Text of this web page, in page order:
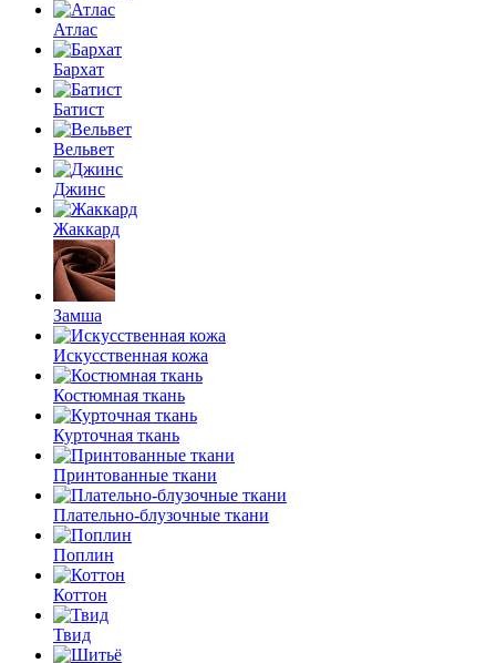
Атлас
Бархат
Батист
Вельвет
Джинс
Жаккард
Замша
Искусственная кожа
Костюмная ткань
Курточная ткань
Принтованные ткани
Плательно-блузочные ткани
Поплин
Коттон
Твид